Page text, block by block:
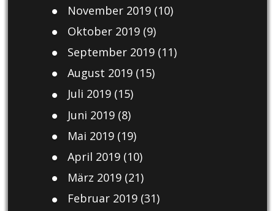
November 2019(10)
Oktober 2019(9)
September 2019(11)
August 2019(15)
Juli 2019(15)
Juni 2019(8)
Mai 2019(19)
April 2019(10)
März 2019(21)
Februar 2019(31)